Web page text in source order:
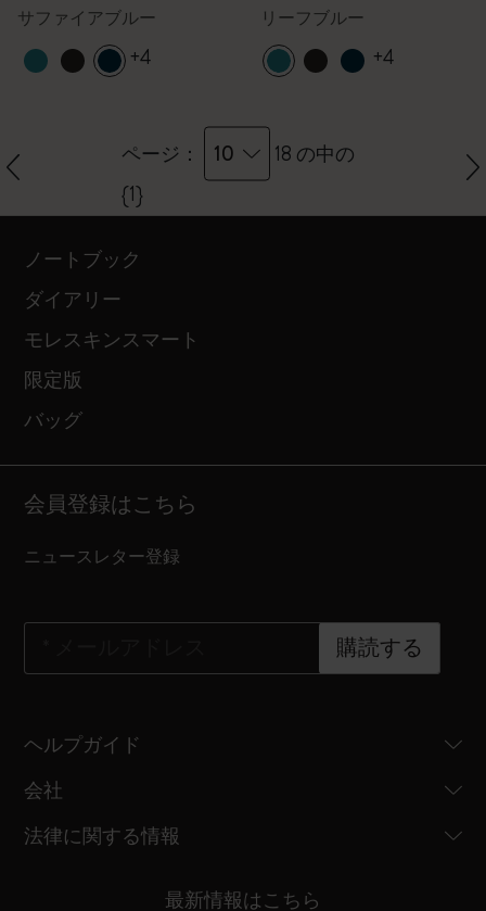
サファイアブルー
+4
リーフブルー
+4
ページ： 10
18 の中の
{1}
ノートブック
ダイアリー
モレスキンスマート
限定版
バッグ
会員登録はこちら
ニュースレター登録
購読する
ヘルプガイド
会社
法律に関する情報
最新情報はこちら